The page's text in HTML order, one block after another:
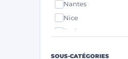
Nantes
Nice
Paris
SOUS-CATÉGORIES